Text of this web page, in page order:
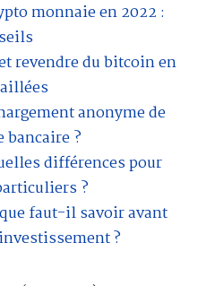
monnaie en 2022 :
revendre du bitcoin en
anonyme de
bancaire ?
différences pour
?
faut-il savoir avant
?